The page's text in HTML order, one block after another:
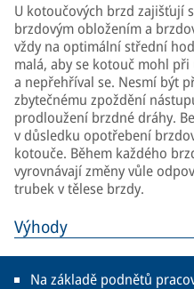
U kotoučových brzd zajišťují
brzdovým obložením a
vždy na optimální střední
malá, aby se kotouč mohl
a nepřehříval se. Nesmí být
zbytečnému zpoždění
prodloužení brzdné dráhy.
v důsledku opotřebení
kotouče. Během každého
vyrovnávají změny vůle
trubek v tělese brzdy.
Výhody
Na základě podnětů